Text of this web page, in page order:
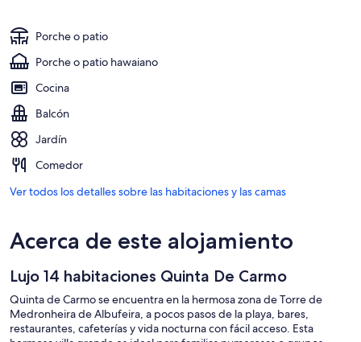
Porche o patio
Porche o patio hawaiano
Cocina
Balcón
Jardín
Comedor
Ver todos los detalles sobre las habitaciones y las camas
Acerca de este alojamiento
Lujo 14 habitaciones Quinta De Carmo
Quinta de Carmo se encuentra en la hermosa zona de Torre de
Medronheira de Albufeira, a pocos pasos de la playa, bares,
restaurantes, cafeterías y vida nocturna con fácil acceso. Esta